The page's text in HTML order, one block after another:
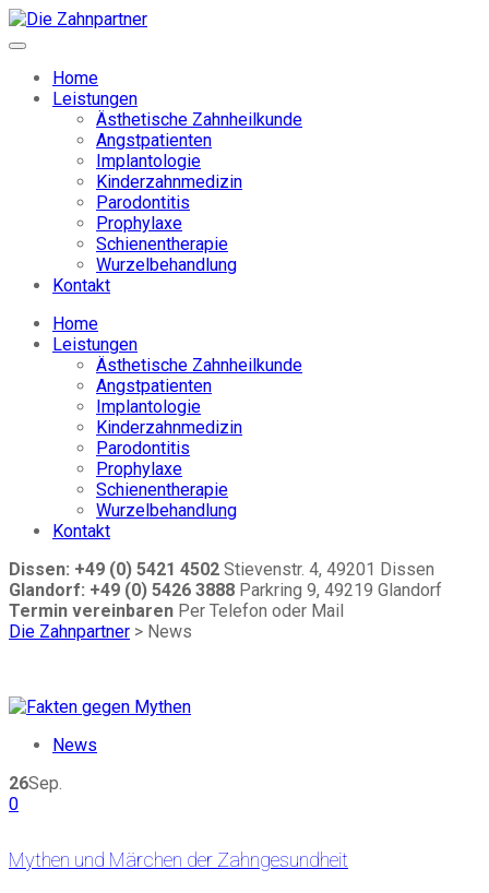
Home
Leistungen
Ästhetische Zahnheilkunde
Angstpatienten
Implantologie
Kinderzahnmedizin
Parodontitis
Prophylaxe
Schienentherapie
Wurzelbehandlung
Kontakt
Home
Leistungen
Ästhetische Zahnheilkunde
Angstpatienten
Implantologie
Kinderzahnmedizin
Parodontitis
Prophylaxe
Schienentherapie
Wurzelbehandlung
Kontakt
Dissen: +49 (0) 5421 4502 Stievenstr. 4, 49201 Dissen
Glandorf: +49 (0) 5426 3888 Parkring 9, 49219 Glandorf
Termin vereinbaren Per Telefon oder Mail
Die Zahnpartner > News
News
26Sep.
0
Mythen und Märchen der Zahngesundheit